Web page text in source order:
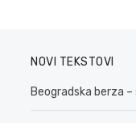
NOVI TEKSTOVI
Beogradska berza